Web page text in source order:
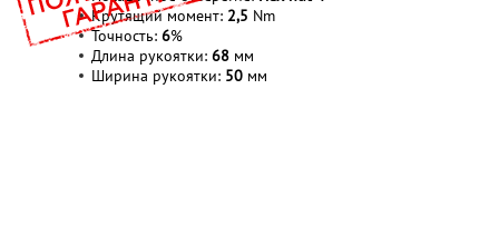
Крутящий момент: 2,5 Nm
Точность: 6%
Длина рукоятки: 68 мм
Ширина рукоятки: 50 мм